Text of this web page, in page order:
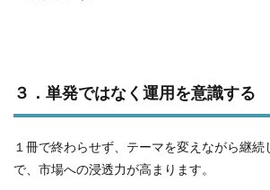
３．単発ではなく運用を意識する
１冊で終わらせず、テーマを変えながら継続
で、市場への浸透力が高まります。